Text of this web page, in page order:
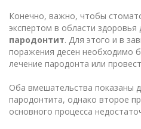
Конечно, важно, чтобы
экспертом в области
пародонтит. Для этого и в
поражения десен необходимо
лечение пародонта или
Оба вмешательства показаны
пародонтита, однако второе
основного процесса